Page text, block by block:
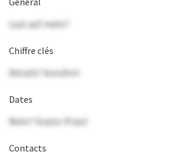
Lust auf mehr?
Chiffre clés
Details? Anrufen!
Dates
Mehr? Gratis-Präsi!
Contacts